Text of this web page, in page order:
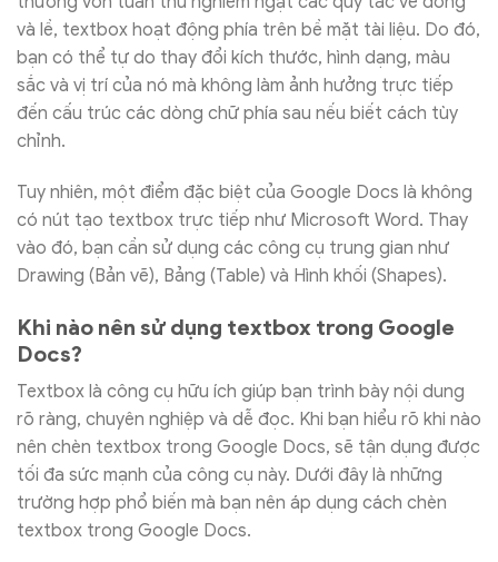
và lề, textbox hoạt động phía trên bề mặt tài liệu. Do đó,
bạn có thể tự do thay đổi kích thước, hình dạng, màu
sắc và vị trí của nó mà không làm ảnh hưởng trực tiếp
đến cấu trúc các dòng chữ phía sau nếu biết cách tùy
chỉnh.
Tuy nhiên, một điểm đặc biệt của Google Docs là không
có nút tạo textbox trực tiếp như Microsoft Word. Thay
vào đó, bạn cần sử dụng các công cụ trung gian như
Drawing (Bản vẽ), Bảng (Table) và Hình khối (Shapes).
Khi nào nên sử dụng textbox trong Google
Docs?
Textbox là công cụ hữu ích giúp bạn trình bày nội dung
rõ ràng, chuyên nghiệp và dễ đọc. Khi bạn hiểu rõ khi nào
nên chèn textbox trong Google Docs, sẽ tận dụng được
tối đa sức mạnh của công cụ này. Dưới đây là những
trường hợp phổ biến mà bạn nên áp dụng cách chèn
textbox trong Google Docs.